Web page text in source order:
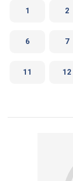
1 2
6 7
11 12